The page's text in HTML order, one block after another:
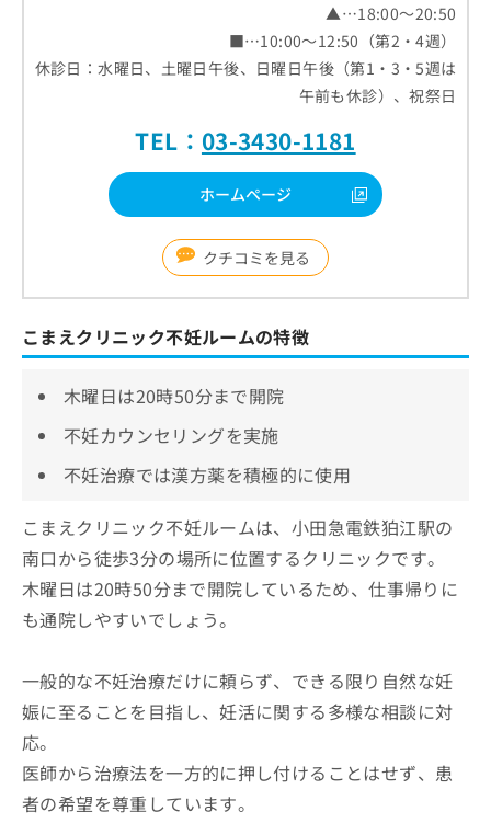
▲…18:00～20:50
■…10:00～12:50（第2・4週）
休診日：水曜日、土曜日午後、日曜日午後（第1・3・5週は
午前も休診）、祝祭日
TEL： 03-3430-1181
ホームページ
クチコミを見る
こまえクリニック不妊ルームの特徴
木曜日は20時50分まで開院
不妊カウンセリングを実施
不妊治療では漢方薬を積極的に使用
こまえクリニック不妊ルームは、小田急電鉄狛江駅の
南口から徒歩3分の場所に位置するクリニックです。
木曜日は20時50分まで開院しているため、仕事帰りに
も通院しやすいでしょう。
一般的な不妊治療だけに頼らず、できる限り自然な妊
娠に至ることを目指し、妊活に関する多様な相談に対
応。
医師から治療法を一方的に押し付けることはせず、患
者の希望を尊重しています。